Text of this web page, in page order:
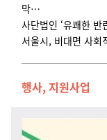
막…
사단법인 ‘유쾌한
서울시, 비대면 사회
행사, 지원사업